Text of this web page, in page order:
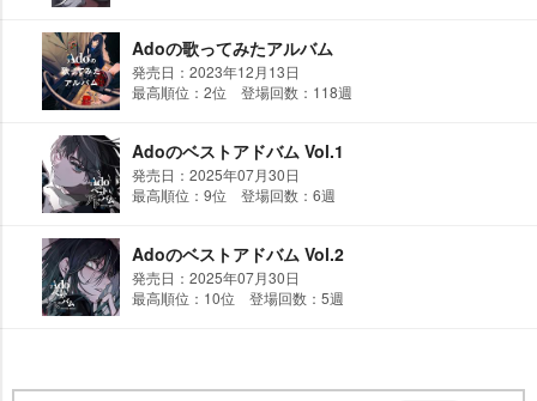
Adoの歌ってみたアルバム
発売日：2023年12月13日
最高順位：2位 登場回数：118週
Adoのベストアドバム Vol.1
発売日：2025年07月30日
最高順位：9位 登場回数：6週
Adoのベストアドバム Vol.2
発売日：2025年07月30日
最高順位：10位 登場回数：5週